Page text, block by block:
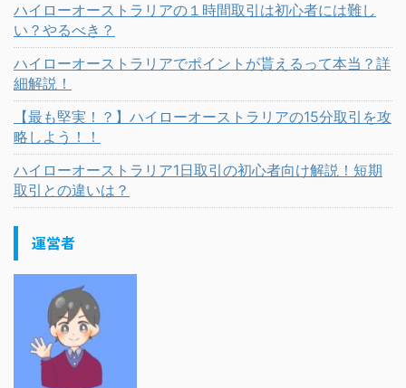
ハイローオーストラリアの１時間取引は初心者には難し
い？やるべき？
ハイローオーストラリアでポイントが貰えるって本当？詳
細解説！
【最も堅実！？】ハイローオーストラリアの15分取引を攻
略しよう！！
ハイローオーストラリア1日取引の初心者向け解説！短期
取引との違いは？
運営者